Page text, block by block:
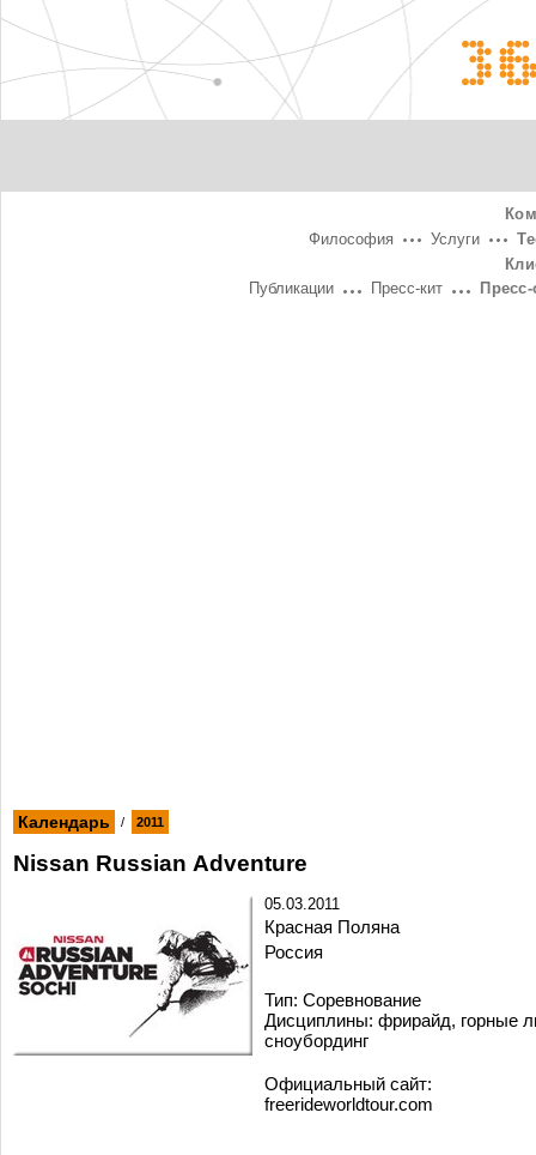
Услуги
Философия
Пресс-кит
Публикации
Календарь / 2011
Nissan Russian Adventure
05.03.2011
Красная Поляна
Россия
Тип: Cоревнование
Дисциплины: фрирайд, горные
cноубординг
Официальный сайт:
freerideworldtour.com